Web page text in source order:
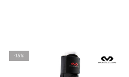
-15%